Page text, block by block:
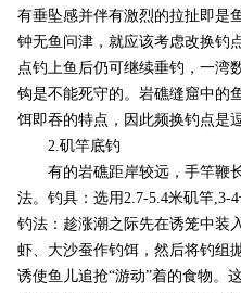
有垂坠感并伴有激烈的拉扯即是
钟无鱼问津，就应该考虑改换钓
点钓上鱼后仍可继续垂钓，一湾
钩是不能死守的。岩礁缝窟中的
饵即吞的特点，因此频换钓点是
2.矶竿底钓
有的岩礁距岸较远，手竿鞭长
法。钓具：选用2.7-5.4米矶竿,3-
钓法：趁涨潮之际先在诱笼中装
虾、大沙蚕作钓饵，然后将钓组
诱使鱼儿追抢“游动”着的食物。